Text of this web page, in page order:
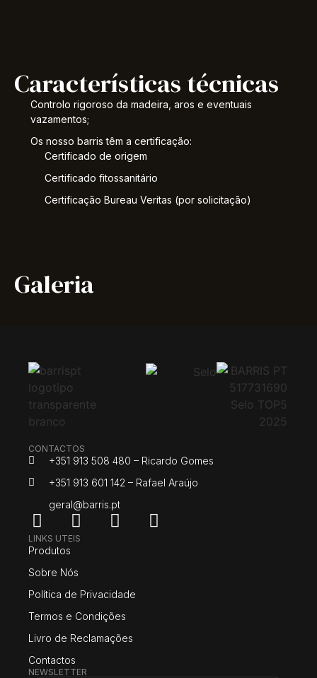
Características técnicas
Controlo rigoroso da madeira, aros e eventuais
vazamentos;
Os nosso barris têm a certificação:
Certificado de origem
Certificado fitossanitário
Certificação Bureau Veritas (por solicitação)
Galeria
CONTACTOS
+351 913 508 480 – Ricardo Gomes
+351 913 601 142 – Rafael Araújo
geral@barris.pt
LINKS UTEIS
Produtos
Sobre Nós
Política de Privacidade
Termos e Condições
Livro de Reclamações
Contactos
NEWSLETTER